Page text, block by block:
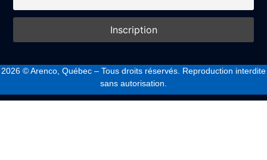
2026 © Arenco, Québec – Tous droits réservés. Reproduction interdite
sans autorisation.